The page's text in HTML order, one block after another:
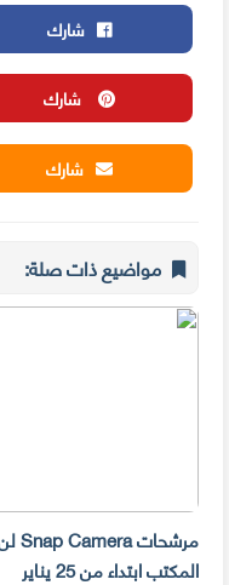
شارك
شارك
شارك
مواضيع ذات صلة:
المكتب ابتداء من 25 يناير